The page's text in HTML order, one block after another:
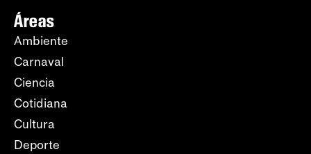
Áreas
Ambiente
Carnaval
Ciencia
Cotidiana
Cultura
Deporte